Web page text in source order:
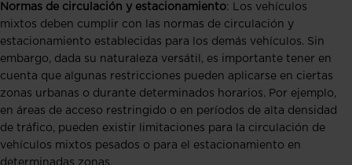
Normas de circulación y estacionamiento: Los vehículos
mixtos deben cumplir con las normas de circulación y
estacionamiento establecidas para los demás vehículos. Sin
embargo, dada su naturaleza versátil, es importante tener en
cuenta que algunas restricciones pueden aplicarse en ciertas
zonas urbanas o durante determinados horarios. Por ejemplo,
en áreas de acceso restringido o en períodos de alta densidad
de tráfico, pueden existir limitaciones para la circulación de
vehículos mixtos pesados o para el estacionamiento en
determinadas zonas.